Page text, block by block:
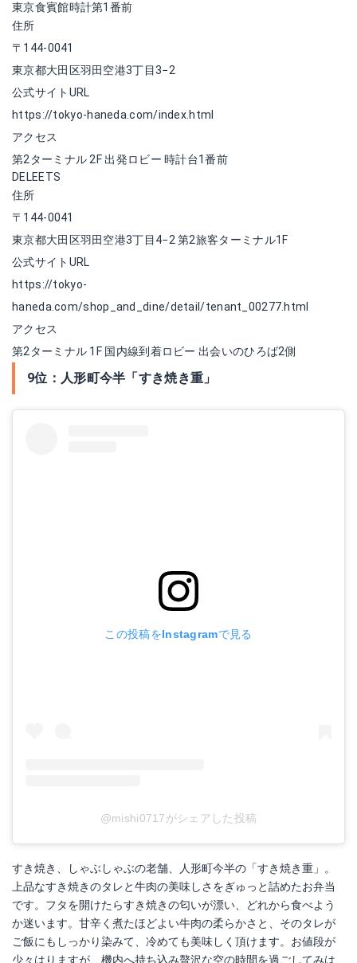
東京食賓館時計第1番前
住所
〒144-0041
東京都大田区羽田空港3丁目3−2
公式サイトURL
https://tokyo-haneda.com/index.html
アクセス
第2ターミナル 2F 出発ロビー 時計台1番前
DELEETS
住所
〒144-0041
東京都大田区羽田空港3丁目4−2 第2旅客ターミナル1F
公式サイトURL
https://tokyo-
haneda.com/shop_and_dine/detail/tenant_00277.html
アクセス
第2ターミナル 1F 国内線到着ロビー 出会いのひろば2側
9位：人形町今半「すき焼き重」
この投稿をInstagramで見る
@mishi0717がシェアした投稿
すき焼き、しゃぶしゃぶの老舗、人形町今半の「すき焼き重」。
上品なすき焼きのタレと牛肉の美味しさをぎゅっと詰めたお弁当
です。フタを開けたらすき焼きの匂いが漂い、どれから食べよう
か迷います。甘辛く煮たほどよい牛肉の柔らかさと、そのタレが
ご飯にもしっかり染みて、冷めても美味しく頂けます。お値段が
少々はりますが、機内へ持ち込み贅沢な空の時間を過ごしてみは